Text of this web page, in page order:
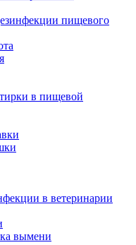
пищевого
в пищевой
в ветеринарии
вымени